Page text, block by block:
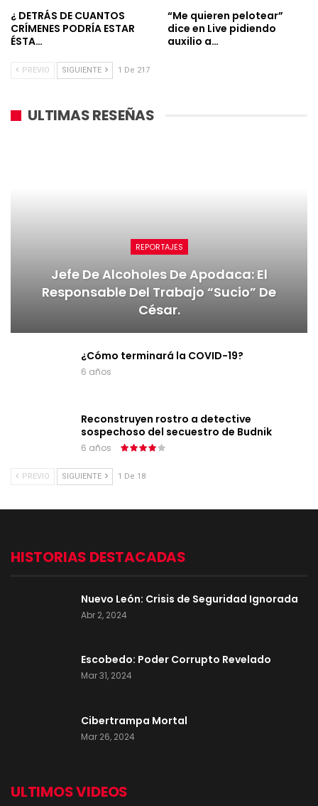
¿ DETRÁS DE CUANTOS
CRÍMENES PODRÍA ESTAR
ÉSTA…
“Me quieren pelotear”
dice en Live pidiendo
auxilio a…
PREVIO SIGUIENTE 1 De 217
ULTIMAS RESEÑAS
REPORTAJES
Jefe De Alcoholes De Apodaca: El
Responsable Del Trabajo “sucio” De
César.
¿Cómo terminará la COVID-19?
6 años
Reconstruyen rostro a detective
sospechoso del secuestro de Budnik
6 años
PREVIO SIGUIENTE 1 De 18
HISTORIAS DESTACADAS
Nuevo León: Crisis de Seguridad Ignorada
Abr 2, 2024
Escobedo: Poder Corrupto Revelado
Mar 31, 2024
Cibertrampa Mortal
Mar 26, 2024
ULTIMOS VIDEOS